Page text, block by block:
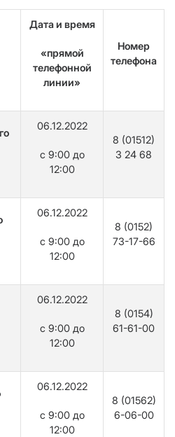
Дата и время
«прямой
телефонной
линии»
Номер
телефона
06.12.2022
с 9:00 до
12:00
8 (01512)
3 24 68
06.12.2022
с 9:00 до
12:00
8 (0152)
73-17-66
06.12.2022
с 9:00 до
12:00
8 (0154)
61-61-00
06.12.2022
с 9:00 до
12:00
8 (01562)
6-06-00